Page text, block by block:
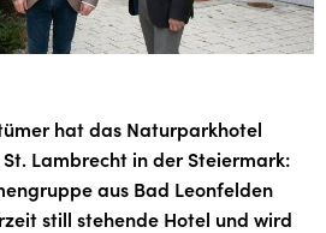
hat das Naturparkhotel
Lambrecht in der Steiermark:
aus Bad Leonfelden
still stehende Hotel und wird